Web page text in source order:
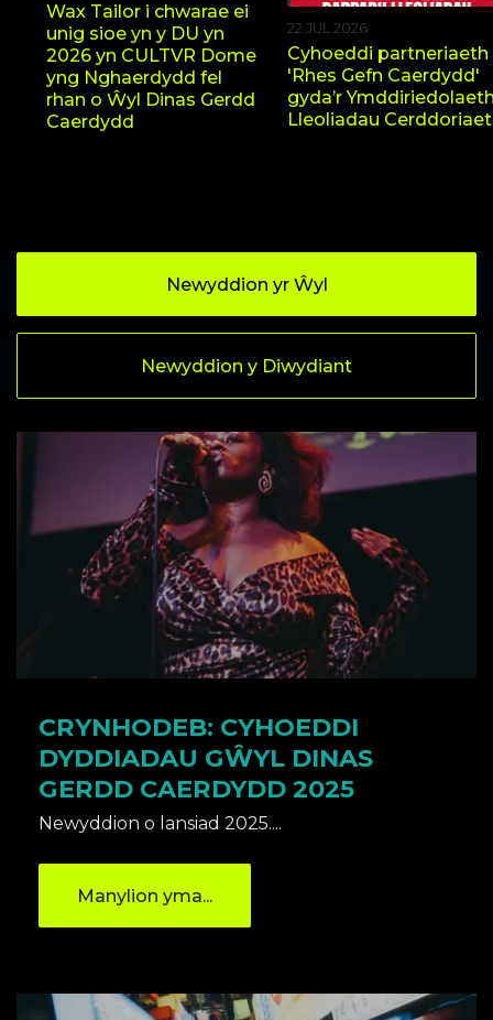
Wax Tailor i chwarae ei
unig sioe yn y DU yn
2026 yn CULTVR Dome
yng Nghaerdydd fel
rhan o Ŵyl Dinas Gerdd
Caerdydd
22 JUL 2026
Cyhoeddi partneriaeth
'Rhes Gefn Caerdydd'
gyda’r
Lleoliadau
Newyddion yr Ŵyl
Newyddion y Diwydiant
CRYNHODEB: CYHOEDDI
DYDDIADAU GŴYL DINAS
GERDD CAERDYDD 2025
Newyddion o lansiad 2025....
Manylion yma...